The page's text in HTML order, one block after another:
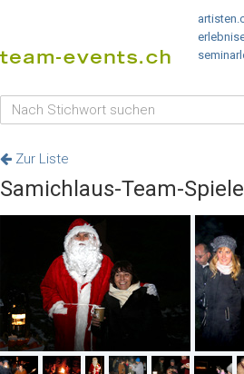
Zur Liste
Samichlaus-Team-Spiele